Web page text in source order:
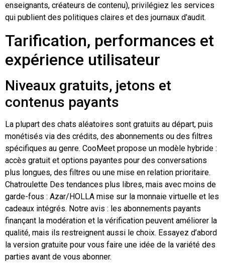
enseignants, créateurs de contenu), privilégiez les services
qui publient des politiques claires et des journaux d'audit.
Tarification, performances et
expérience utilisateur
Niveaux gratuits, jetons et
contenus payants
La plupart des chats aléatoires sont gratuits au départ, puis
monétisés via des crédits, des abonnements ou des filtres
spécifiques au genre. CooMeet propose un modèle hybride :
accès gratuit et options payantes pour des conversations
plus longues, des filtres ou une mise en relation prioritaire.
Chatroulette Des tendances plus libres, mais avec moins de
garde-fous : Azar/HOLLA mise sur la monnaie virtuelle et les
cadeaux intégrés. Notre avis : les abonnements payants
finançant la modération et la vérification peuvent améliorer la
qualité, mais ils restreignent aussi le choix. Essayez d’abord
la version gratuite pour vous faire une idée de la variété des
parties avant de vous abonner.